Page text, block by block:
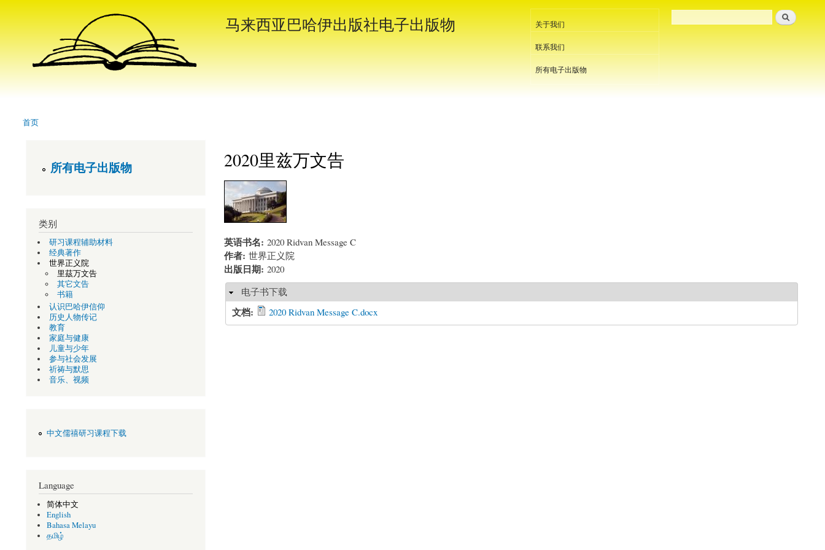
转
到
马来西亚巴哈伊出版社电子出版物 关于我们
联系我们
所有电子出版物
当前位置
首页
2020里兹万文告
英语书名: 2020 Ridvan Message C
作者: 世界正义院
出版日期: 2020
隐藏电子书下载
文档: 2020 Ridvan Message C.docx
所有电子出版物
类别
研习课程辅助材料
经典著作
世界正义院
里茲万文告
其它文告
书籍
认识巴哈伊信仰
历史人物传记
教育
家庭与健康
儿童与少年
参与社会发展
祈祷与默思
音乐、视频
中文儒禧研习课程下载
Language
简体中文
English
Bahasa Melayu
தமிழ்